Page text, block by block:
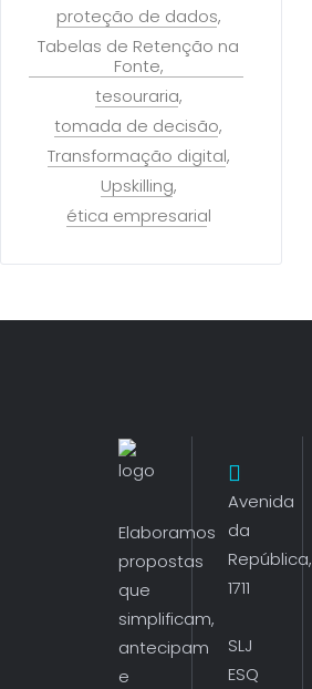
proteção de dados
Tabelas de Retenção na
Fonte
tesouraria
tomada de decisão
Transformação digital
Upskilling
ética empresarial
Elaboramos
propostas
que
simplificam,
antecipam
e
Avenida
da
República,
1711
SLJ
ESQ